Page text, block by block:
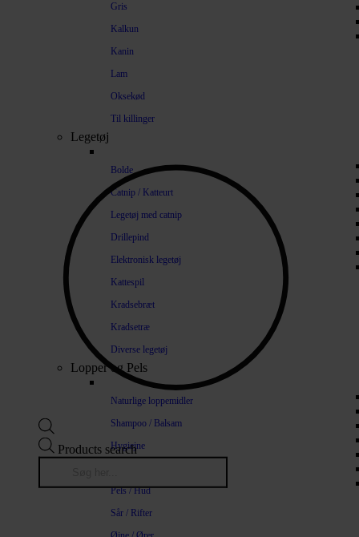
Gris
Kalkun
Kanin
Lam
Oksekød
Til killinger
Legetøj
Bolde
Catnip / Katteurt
Legetøj med catnip
Drillepind
Elektronisk legetøj
Kattespil
Kradsebræt
Kradsetræ
Diverse legetøj
Lopper og Pels
Naturlige loppemidler
Shampoo / Balsam
Hygiejne
Pels / Hud
Sår / Rifter
Products search